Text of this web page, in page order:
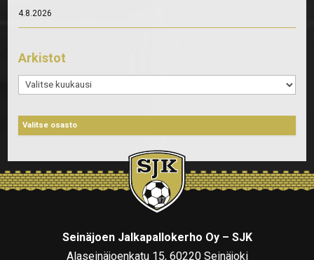
4.8.2026
Arkistot
Arkistot
Seinäjoen Jalkapallokerho Oy – SJK
Alaseinäjoenkatu 15, 60220 Seinäjoki